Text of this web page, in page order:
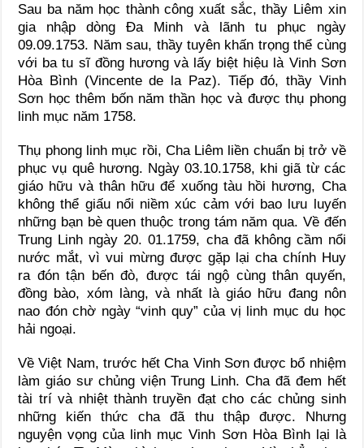
Sau ba năm học thành công xuất sắc, thầy Liêm xin
gia nhập dòng Đa Minh và lãnh tu phục ngày
09.09.1753. Năm sau, thầy tuyên khấn trọng thể cùng
với ba tu sĩ đồng hương và lấy biệt hiệu là Vinh Sơn
Hòa Bình (Vincente de la Paz). Tiếp đó, thầy Vinh
Sơn học thêm bốn năm thần học và được thụ phong
linh mục năm 1758.
Thụ phong linh mục rồi, Cha Liêm liền chuẩn bị trở về
phục vụ quê hương. Ngày 03.10.1758, khi giã từ các
giáo hữu và thân hữu để xuống tàu hồi hương, Cha
không thể giấu nổi niềm xúc cảm với bao lưu luyến
những bạn bè quen thuộc trong tám năm qua. Về đến
Trung Linh ngày 20. 01.1759, cha đã không cầm nổi
nước mắt, vì vui mừng được gặp lại cha chính Huy
ra đón tận bến đò, được tái ngộ cùng thân quyến,
đồng bào, xóm làng, và nhất là giáo hữu đang nôn
nao đón chờ ngày “vinh quy” của vị linh mục du học
hải ngoại.
Về Việt Nam, trước hết Cha Vinh Sơn được bổ nhiệm
làm giáo sư chủng viện Trung Linh. Cha đã đem hết
tài trí và nhiệt thành truyền đạt cho các chủng sinh
những kiến thức cha đã thu thập được. Nhưng
nguyện vọng của linh mục Vinh Sơn Hòa Bình lại là